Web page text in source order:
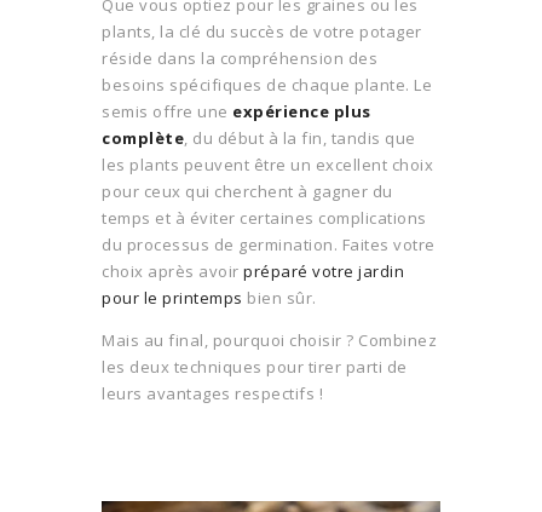
Que vous optiez pour les graines ou les
plants, la clé du succès de votre potager
réside dans la compréhension des
besoins spécifiques de chaque plante. Le
semis offre une expérience plus
complète, du début à la fin, tandis que
les plants peuvent être un excellent choix
pour ceux qui cherchent à gagner du
temps et à éviter certaines complications
du processus de germination. Faites votre
choix après avoir préparé votre jardin
pour le printemps bien sûr.
Mais au final, pourquoi choisir ? Combinez
les deux techniques pour tirer parti de
leurs avantages respectifs !